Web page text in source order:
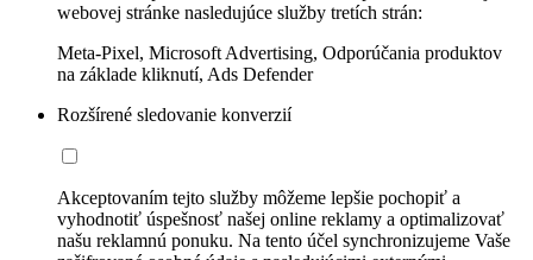
webovej stránke nasledujúce služby tretích strán:
Meta-Pixel, Microsoft Advertising, Odporúčania produktov
na základe kliknutí, Ads Defender
Rozšírené sledovanie konverzií
Akceptovaním tejto služby môžeme lepšie pochopiť a
vyhodnotiť úspešnosť našej online reklamy a optimalizovať
našu reklamnú ponuku. Na tento účel synchronizujeme Vaše